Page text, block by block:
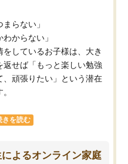
らない」
からない」
しているお子様は、大き
せば「もっと楽しい勉強
頑張りたい」という潜在
きを読む
よるオンライン家庭